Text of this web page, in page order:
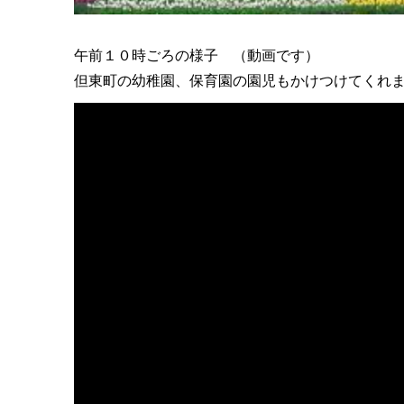
午前１０時ごろの様子 （動画です）
但東町の幼稚園、保育園の園児もかけつけてくれ